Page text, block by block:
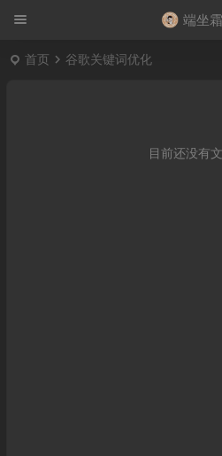
端坐
首页 谷歌关键词优化
目前还没有